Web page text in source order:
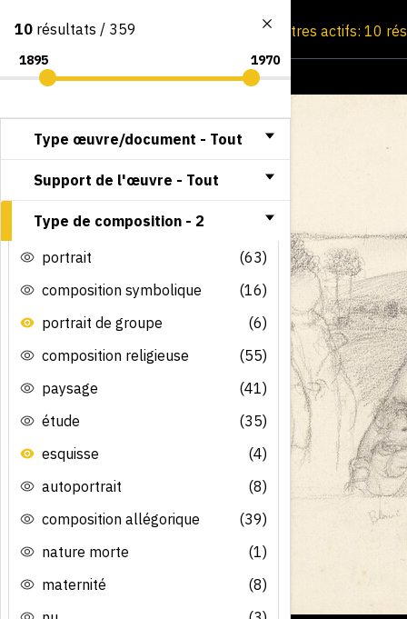
Consultation par image Filtres actifs: 10
10 résultats / 359
Type œuvre/document - Tout
Support de l'œuvre - Tout
Type de composition - 2
portrait
(63)
composition symbolique
(16)
portrait de groupe
(6)
composition religieuse
(55)
paysage
(41)
étude
(35)
esquisse
(4)
autoportrait
(8)
composition allégorique
(39)
nature morte
(1)
maternité
(8)